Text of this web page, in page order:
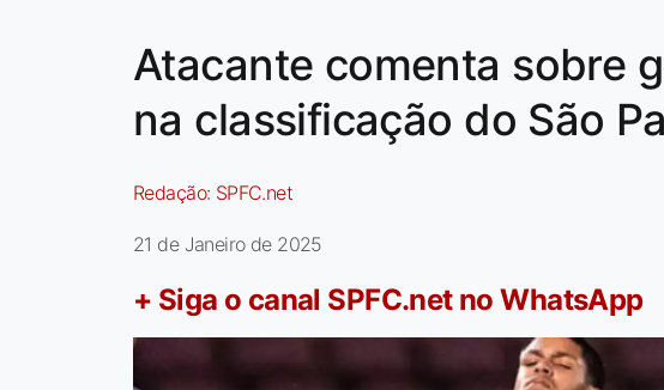
Atacante comenta sobre
na classificação do São
Redação: SPFC.net
21 de Janeiro de 2025
+ Siga o canal SPFC.net no WhatsApp